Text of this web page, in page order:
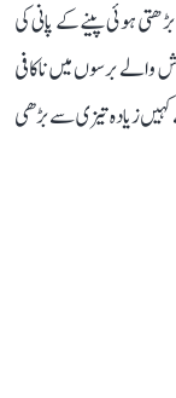
ہوئی پینے کے پانی کی
والے برسوں میں ناکافی
کہیں زیادہ تیزی سے بڑھی